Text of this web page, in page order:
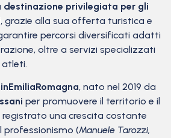
destinazione privilegiata per gli
, grazie alla sua offerta turistica e
percorsi diversificati adatti
oltre a servizi specializzati
atleti.
, nato nel 2019 da
per promuovere il territorio e il
registrato una crescita costante
(Manuele Tarozzi,